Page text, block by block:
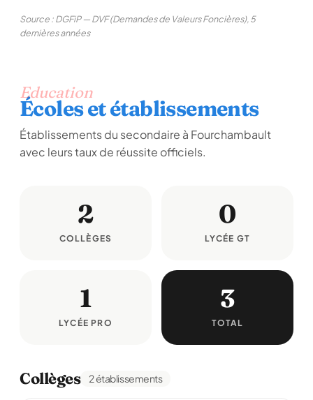
Source : DGFiP — DVF (Demandes de Valeurs Foncières), 5
dernières années
Education
Écoles et établissements
Établissements du secondaire à Fourchambault
avec leurs taux de réussite officiels.
2
COLLÈGES
0
LYCÉE GT
1
LYCÉE PRO
3
TOTAL
Collèges 2 établissements